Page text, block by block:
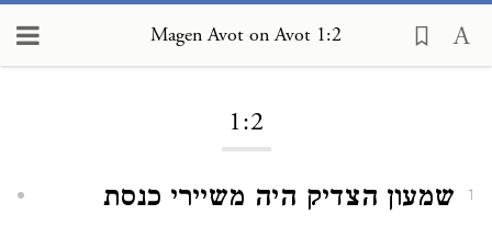
Magen Avot on Avot 1:2
1:2
1
שמעון הצדיק היה משיירי כנסת